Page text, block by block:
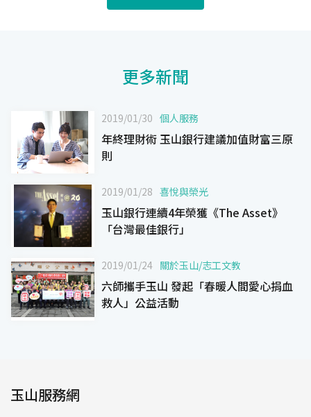
更多新聞
2019/01/30 個人服務
年終理財術 玉山銀行建議加值財富三原
則
2019/01/28 喜悅與榮光
玉山銀行連續4年榮獲《The Asset》
「台灣最佳銀行」
2019/01/24 關於玉山/志工文教
六師攜手玉山 發起「春暖人間愛心捐血
救人」公益活動
玉山服務網